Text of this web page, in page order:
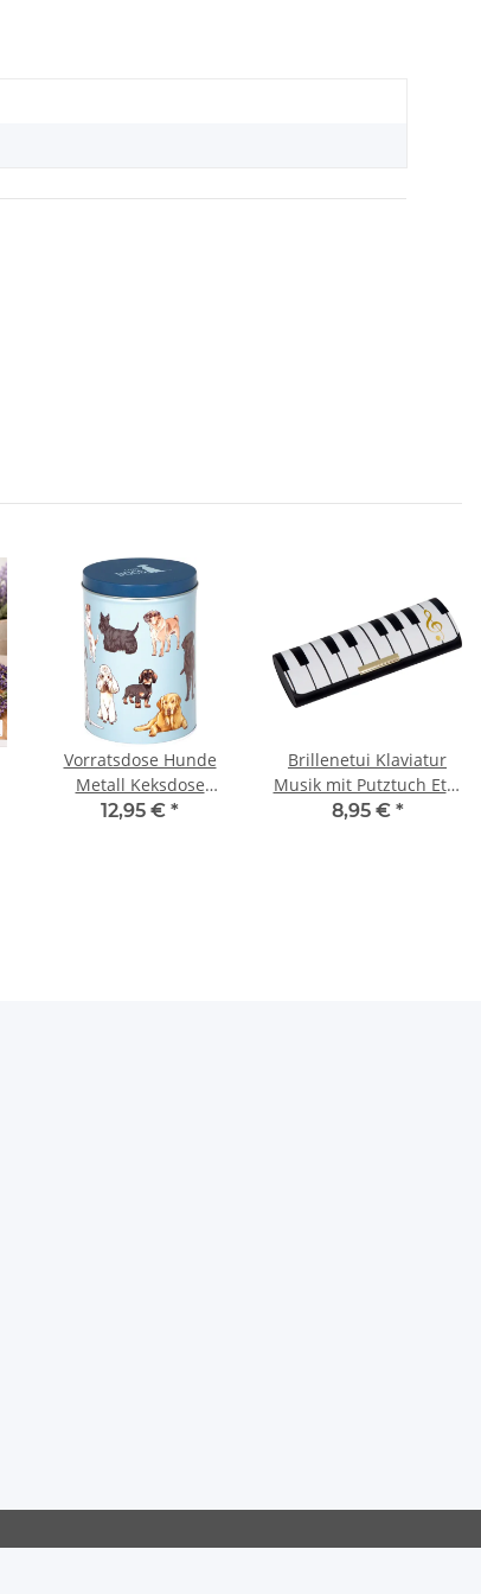
Vorratsdose Hunde
Metall Keksdose
Aufbewahrung I love
12,95 € *
Brillenetui Klaviatur
Musik mit Putztuch Etui
Noten Design
8,95 € *